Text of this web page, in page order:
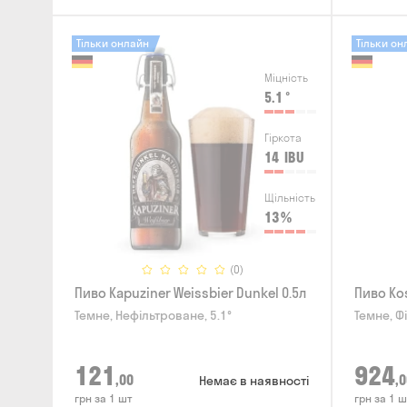
Міцність
5.1 °
Гіркота
14 IBU
Щільність
13%
(0)
Тільки онлайн
Пиво Kapuziner Weissbier Dunkel 0.5л
Темне, Нефільтроване, 5.1°
121 ,00
грн за 1 шт
Немає в наявності
Тільки
Пиво
Темне,
924
грн за 1